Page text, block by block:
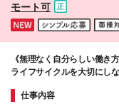
ページをご覧
収入
モート可
《無理なく自分らしい働き
ライフサイクルを大切にし
仕事内容